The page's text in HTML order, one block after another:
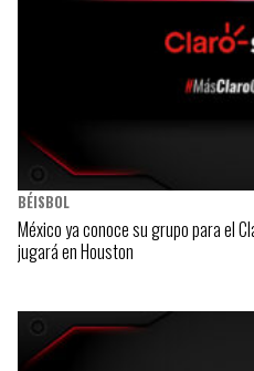
BÉISBOL
México ya conoce su grupo para el
jugará en Houston